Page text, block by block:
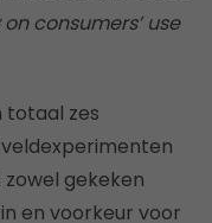
consumers’ use
totaal zes
gekeken
en voorkeur voor